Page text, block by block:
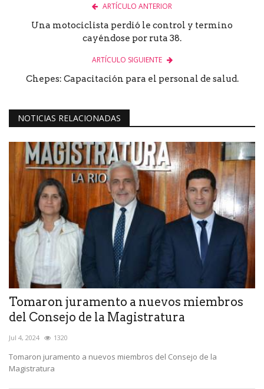
ARTÍCULO ANTERIOR
Una motociclista perdió le control y termino
cayéndose por ruta 38.
ARTÍCULO SIGUIENTE
Chepes: Capacitación para el personal de salud.
NOTICIAS RELACIONADAS
Tomaron juramento a nuevos miembros
del Consejo de la Magistratura
Jul 4, 2024 1320
Tomaron juramento a nuevos miembros del Consejo de la
Magistratura